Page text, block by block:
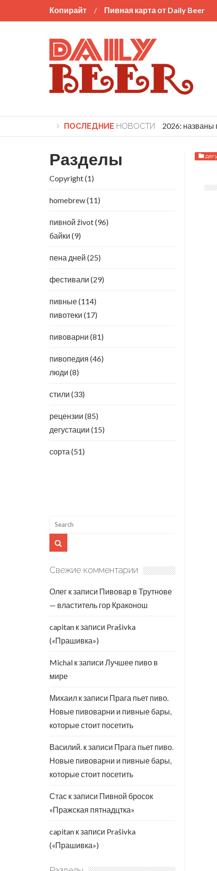
Копирайт Пивная карта от Daily Beer
ПОСЛЕДНИЕ НОВОСТИ
World Beer Cup 2026: названы
Разделы
Copyright(1)
homebrew(11)
пивной život(96)
байки (9)
пена дней (25)
фестивали (29)
пивные(114)
пивотеки (17)
пивоварни (81)
пивопедия (46)
люди (8)
стили (33)
рецензии (85)
дегустации (15)
сорта (51)
Свежие комментарии
Олег к записи Пивовар в Трутнове
— властитель гор Краконош
capitan к записи Prašivka
(«Прашивка»)
Michal к записи Лучшее пиво в
мире
Михаил к записи Прага пьет пиво.
Новые пивоварни и пивные бары,
которые стоит посетить
Василий. к записи Прага пьет пиво.
Новые пивоварни и пивные бары,
которые стоит посетить
Стас к записи Пивной бросок
«Пражская пятнадцтка»
capitan к записи Prašivka
(«Прашивка»)